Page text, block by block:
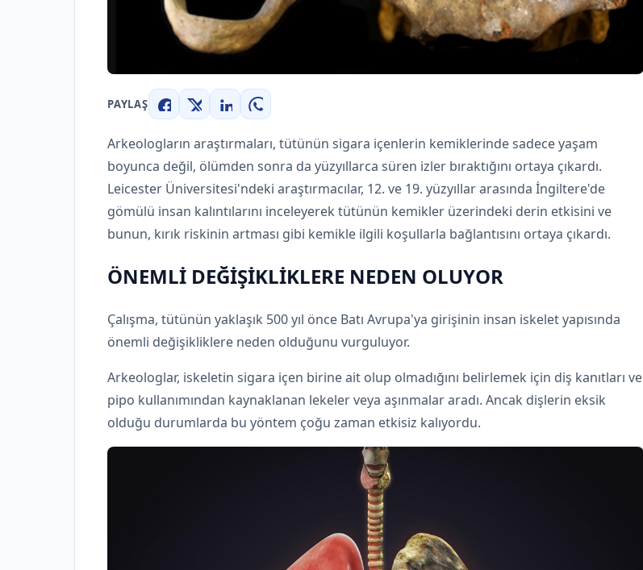
PAYLAŞ
Facebook
X LinkedInWhatsApp
Arkeologların araştırmaları, tütünün sigara içenlerin kemiklerinde sadece yaşam
boyunca değil, ölümden sonra da yüzyıllarca süren izler bıraktığını ortaya çıkardı.
Leicester Üniversitesi'ndeki araştırmacılar, 12. ve 19. yüzyıllar arasında İngiltere'de
gömülü insan kalıntılarını inceleyerek tütünün kemikler üzerindeki derin etkisini ve
bunun, kırık riskinin artması gibi kemikle ilgili koşullarla bağlantısını ortaya çıkardı.
ÖNEMLİ DEĞİŞİKLİKLERE NEDEN OLUYOR
Çalışma, tütünün yaklaşık 500 yıl önce Batı Avrupa'ya girişinin insan iskelet yapısında
önemli değişikliklere neden olduğunu vurguluyor.
Arkeologlar, iskeletin sigara içen birine ait olup olmadığını belirlemek için diş kanıtları ve
pipo kullanımından kaynaklanan lekeler veya aşınmalar aradı. Ancak dişlerin eksik
olduğu durumlarda bu yöntem çoğu zaman etkisiz kalıyordu.